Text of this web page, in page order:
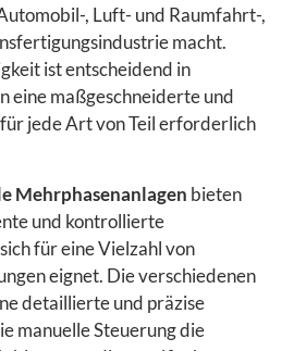
, Luft- und Raumfahrt-,
macht.
ist entscheidend in
eine maßgeschneiderte und
jede Art von Teil erforderlich
Mehrphasenanlagen bieten
und kontrollierte
für eine Vielzahl von
eignet. Die verschiedenen
detaillierte und präzise
manuelle Steuerung die